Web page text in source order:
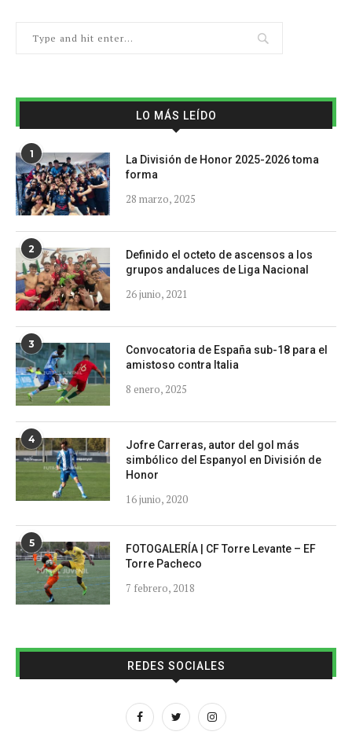
LO MÁS LEÍDO
1
La División de Honor 2025-2026 toma
forma
28 marzo, 2025
2
Definido el octeto de ascensos a los
grupos andaluces de Liga Nacional
26 junio, 2021
3
Convocatoria de España sub-18 para el
amistoso contra Italia
8 enero, 2025
4
Jofre Carreras, autor del gol más
simbólico del Espanyol en División de
Honor
16 junio, 2020
5
FOTOGALERÍA | CF Torre Levante – EF
Torre Pacheco
7 febrero, 2018
REDES SOCIALES